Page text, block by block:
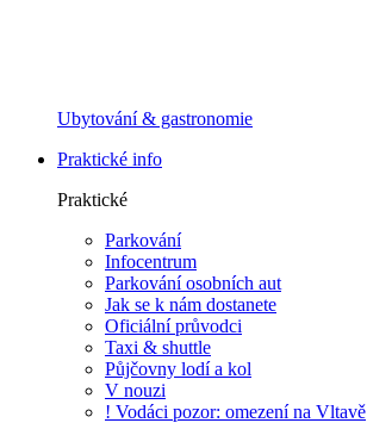
Ubytování & gastronomie
Praktické info
Praktické
Parkování
Infocentrum
Parkování osobních aut
Jak se k nám dostanete
Oficiální průvodci
Taxi & shuttle
Půjčovny lodí a kol
V nouzi
! Vodáci pozor: omezení na Vltavě